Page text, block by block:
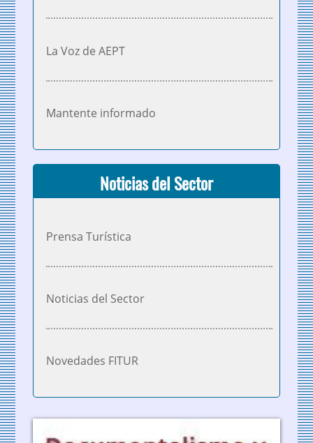
La Voz de AEPT
Mantente informado
Noticias del Sector
Prensa Turística
Noticias del Sector
Novedades FITUR